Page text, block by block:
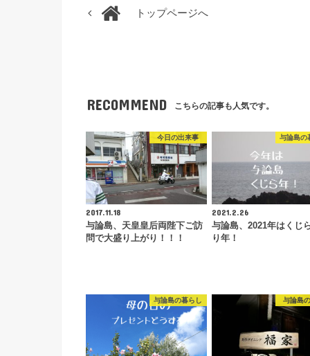
トップページへ
RECOMMEND こちらの記事も人気です。
今日の出来事
2017.11.18
与論島、天皇皇后両陛下ご訪
問で大盛り上がり！！！
与論島の
2021.2.26
与論島、2021年はくじ
り年！
与論島の暮らし 与論島